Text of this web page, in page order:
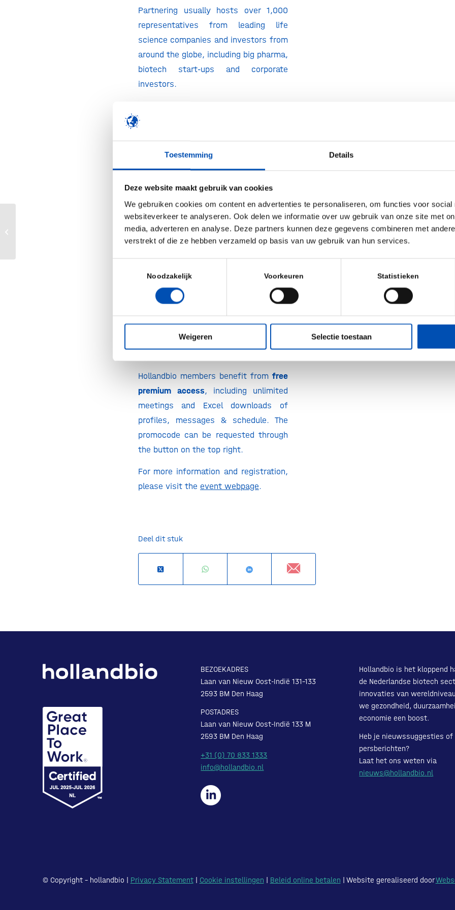
Toestemming Details
Deze website maakt gebruik van cookies
We gebruiken cookies om content en advertenties te personaliseren, om functies voor social
websiteverkeer te analyseren. Ook delen we informatie over uw gebruik van onze site met
media, adverteren en analyse. Deze partners kunnen deze gegevens combineren met
verstrekt of die ze hebben verzameld op basis van uw gebruik van hun services.
Noodzakelijk Voorkeuren Statistieken
Weigeren Selectie toestaan
Partnering usually hosts over 1,000
representatives from leading life
science companies and investors from
around the globe, including big pharma,
biotech start-ups and corporate
investors.
day international conference series
2024, and is free to attend.
Register today to:
Join the state-of-the-art premium
partnering system to easily meet
with other participants in secure
one-to-one virtual meetings 24-
Attend workshops and panel
discussions hosted by experienced
industry professionals.
coffee breaks”, hosted by the
#CoffeeBuddies.
Hollandbio members benefit from free
premium access, including unlimited
meetings and Excel downloads of
profiles, messages & schedule. The
promocode can be requested through
the button on the top right.
For more information and registration,
please visit the event webpage.
Deel dit stuk
BEZOEKADRES
Laan van Nieuw Oost-Indië 131-133
2593 BM Den Haag
POSTADRES
Laan van Nieuw Oost-Indië 133 M
2593 BM Den Haag
+31 (0) 70 833 1333
info@hollandbio.nl
Hollandbio is het kloppend
de Nederlandse biotech
innovaties van
we gezondheid,
economie een boost.
Heb je nieuwssuggesties of
persberichten?
Laat het ons weten via
nieuws@hollandbio.nl
© Copyright – hollandbio | Privacy Statement| Cookie instellingen Beleid online betalen | Website gerealiseerd door